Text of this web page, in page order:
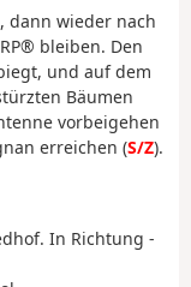
dann wieder nach
bleiben. Den
und auf dem
Bäumen
vorbeigehen
erreichen (S/Z).
In Richtung -